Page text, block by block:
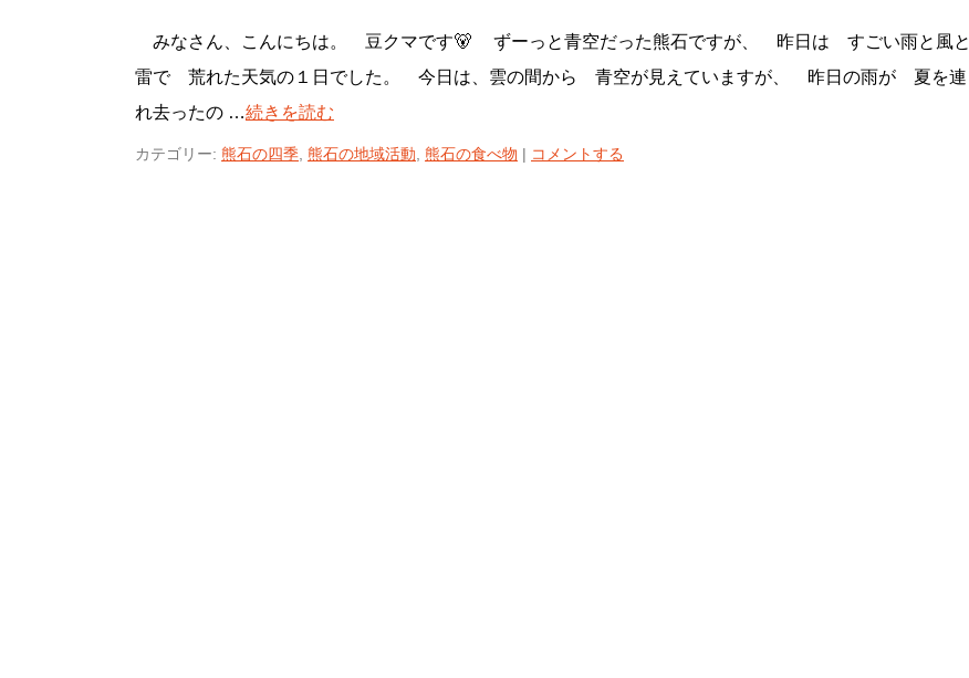
みなさん、こんにちは。 豆クマです🐻 ずーっと青空だった熊石ですが、 昨日は すごい雨と風と
雷で 荒れた天気の１日でした。 今日は、雲の間から 青空が見えていますが、 昨日の雨が 夏を連
れ去ったの …続きを読む
カテゴリー: 熊石の四季 熊石の地域活動 熊石の食べ物 | コメントする